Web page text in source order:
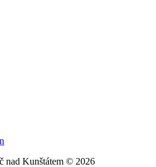
nad Kunštátem © 2026